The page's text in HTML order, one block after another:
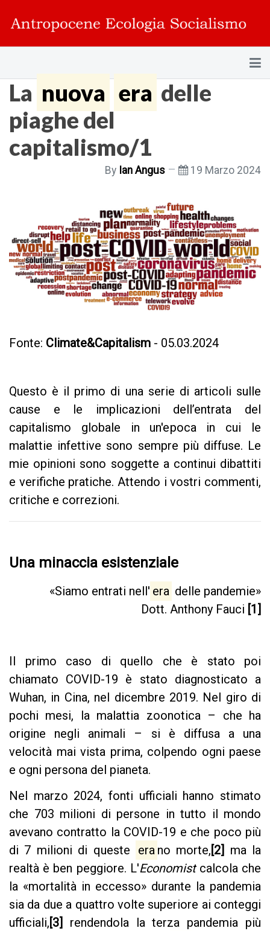
La nuova era delle
piaghe del
capitalismo/1
By Ian Angus 19 Marzo 2024
Fonte: Climate&Capitalism - 05.03.2024
Questo è il primo di una serie di articoli sulle
cause e le implicazioni dell’entrata del
capitalismo globale in un'epoca in cui le
malattie infettive sono sempre più diffuse. Le
mie opinioni sono soggette a continui dibattiti
e verifiche pratiche. Attendo i vostri commenti,
critiche e correzioni.
Una minaccia esistenziale
«Siamo entrati nell' era delle pandemie»
Dott. Anthony Fauci [1]
Il primo caso di quello che è stato poi
chiamato COVID-19 è stato diagnosticato a
Wuhan, in Cina, nel dicembre 2019. Nel giro di
pochi mesi, la malattia zoonotica – che ha
origine negli animali – si è diffusa a una
velocità mai vista prima, colpendo ogni paese
e ogni persona del pianeta.
Nel marzo 2024, fonti ufficiali hanno stimato
che 703 milioni di persone in tutto il mondo
avevano contratto la COVID-19 e che poco più
di 7 milioni di queste
era no morte,[2] ma la
realtà è ben peggiore. L'Economistcalcola che
la «mortalità in eccesso» durante la pandemia
sia da due a quattro volte superiore ai conteggi
ufficiali,[3]
rendendola la terza pandemia più